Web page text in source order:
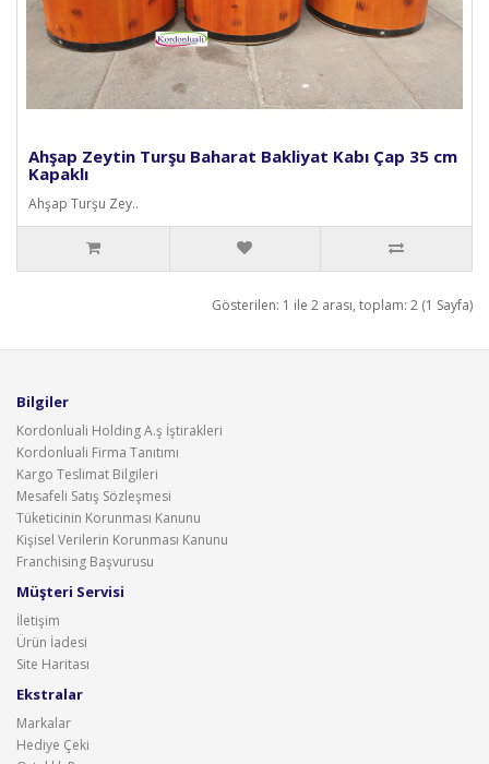
Ahşap Zeytin Turşu Baharat Bakliyat Kabı Çap 35 cm
Kapaklı
Ahşap Turşu Zey..
Gösterilen: 1 ile 2 arası, toplam: 2 (1 Sayfa)
Bilgiler
Kordonluali Holding A.ş İştirakleri
Kordonluali Firma Tanıtımı
Kargo Teslimat Bilgileri
Mesafeli Satış Sözleşmesi
Tüketicinin Korunması Kanunu
Kişisel Verilerin Korunması Kanunu
Franchising Başvurusu
Müşteri Servisi
İletişim
Ürün İadesi
Site Haritası
Ekstralar
Markalar
Hediye Çeki